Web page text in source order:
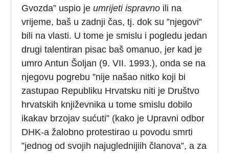
Gvozda” uspio jeumrijeti ispravno ili na
vrijeme, baš u zadnji čas, tj. dok su ”njegovi”
bili na vlasti. U tome je smislu i pogledu jedan
drugi talentiran pisac baš omanuo, jer kad je
umro Antun Šoljan (9. VII. 1993.), onda se na
njegovu pogrebu ”nije našao nitko koji bi
zastupao Republiku Hrvatsku niti je Društvo
hrvatskih književnika u tome smislu dobilo
ikakav brzojav sućuti” (kako je Upravni odbor
DHK-a žalobno protestirao u povodu smrti
”jednog od svojih najuglednijiih članova”, a za